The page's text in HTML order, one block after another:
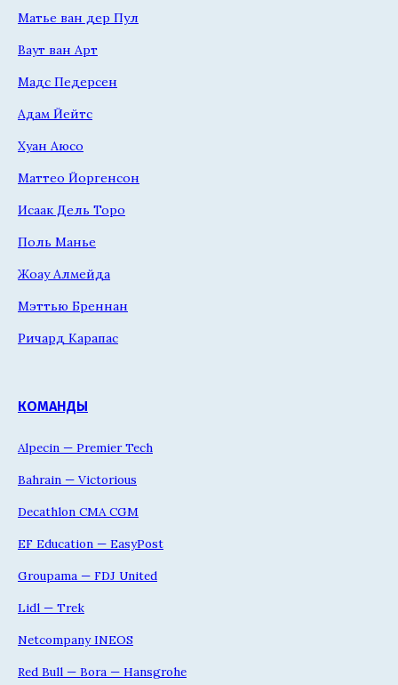
Матье ван дер Пул
Ваут ван Арт
Мадс Педерсен
Адам Йейтс
Хуан Аюсо
Маттео Йоргенсон
Исаак Дель Торо
Поль Манье
Жоау Алмейда
Мэттью Бреннан
Ричард Карапас
КОМАНДЫ
Alpecin — Premier Tech
Bahrain — Victorious
Decathlon CMA CGM
EF Education — EasyPost
Groupama — FDJ United
Lidl — Trek
Netcompany INEOS
Red Bull — Bora — Hansgrohe